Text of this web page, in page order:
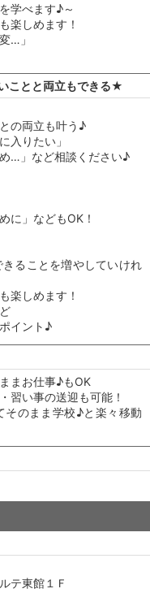
学べます♪～
楽しめます！
…」
ことと両立もできる★
の両立も叶う♪
入りたい」
…」など相談ください♪
に」などもOK！
ることを増やしていけれ
楽しめます！
イント♪
まお仕事♪もOK
習い事の送迎も可能！
そのまま学校♪と楽々移動
テ東館１Ｆ